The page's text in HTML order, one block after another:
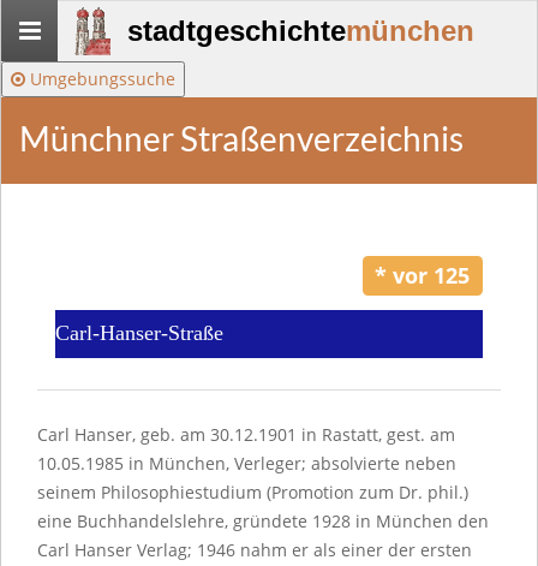
Stadtgeschichte-
München
stadtgeschichtemünchen
Umgebungssuche
Münchner Straßenverzeichnis
* vor 125
Carl-Hanser-Straße
Carl Hanser, geb. am 30.12.1901 in Rastatt, gest. am
10.05.1985 in München, Verleger; absolvierte neben
seinem Philosophiestudium (Promotion zum Dr. phil.)
eine Buchhandels­lehre, gründete 1928 in München den
Carl Hanser Verlag; 1946 nahm er als einer der ersten